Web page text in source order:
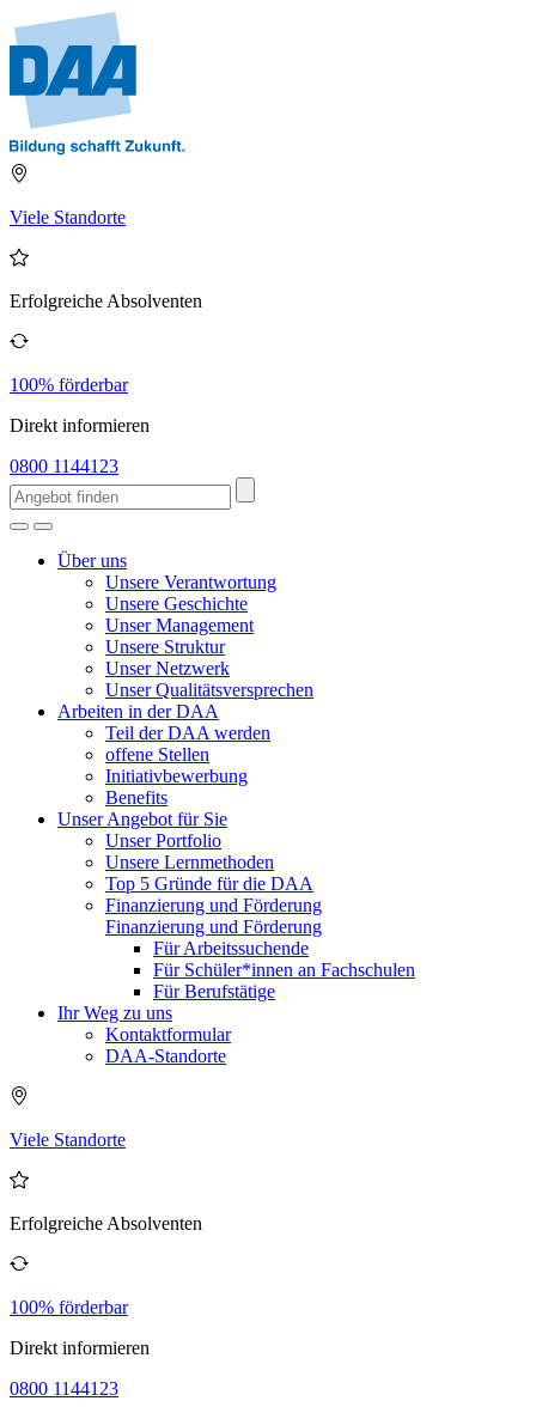
Viele Standorte
Erfolgreiche Absolventen
100% förderbar
Direkt informieren
0800 1144123
Über uns
Unsere Verantwortung
Unsere Geschichte
Unser Management
Unsere Struktur
Unser Netzwerk
Unser Qualitätsversprechen
Arbeiten in der DAA
Teil der DAA werden
offene Stellen
Initiativbewerbung
Benefits
Unser Angebot für Sie
Unser Portfolio
Unsere Lernmethoden
Top 5 Gründe für die DAA
Finanzierung und Förderung
Finanzierung und Förderung
Für Arbeitssuchende
Für Schüler*innen an Fachschulen
Für Berufstätige
Ihr Weg zu uns
Kontaktformular
DAA-Standorte
Viele Standorte
Erfolgreiche Absolventen
100% förderbar
Direkt informieren
0800 1144123